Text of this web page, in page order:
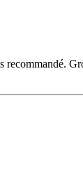
recommandé.